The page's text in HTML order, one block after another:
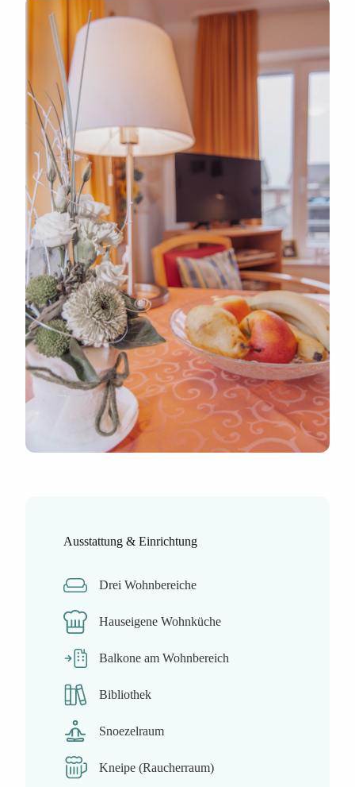
Ausstattung & Einrichtung
Drei Wohnbereiche
Hauseigene Wohnküche
Balkone am Wohnbereich
Bibliothek
Snoezelraum
Kneipe (Raucherraum)